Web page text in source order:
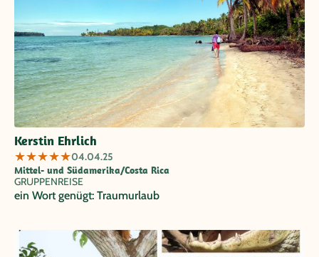
Kerstin Ehrlich
★★★★★04.04.25
Mittel- und Südamerika/Costa Rica
GRUPPENREISE
ein Wort genügt: Traumurlaub